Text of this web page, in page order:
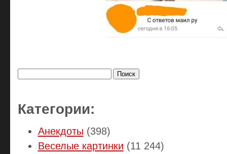
Категории:
Анекдоты (398)
Веселые картинки (11 244)